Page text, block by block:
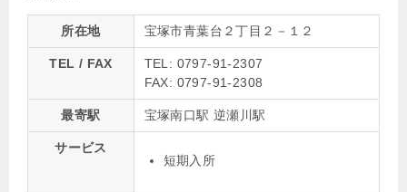
所在地 宝塚市青葉台２丁目２－１２
TEL / FAX
TEL: 0797-91-2307
FAX: 0797-91-2308
最寄駅 宝塚南口駅 逆瀬川駅
サービス
短期入所